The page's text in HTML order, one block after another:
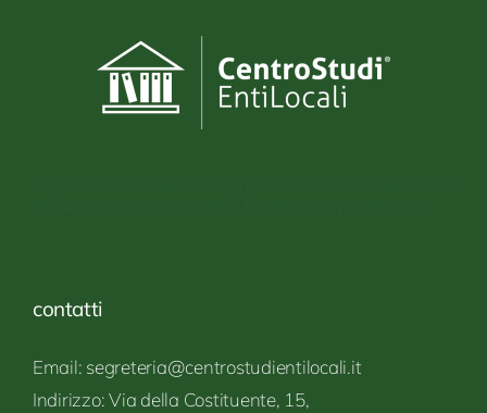
contatti
Email: segreteria@centrostudientilocali.it
Indirizzo: Via della Costituente, 15,